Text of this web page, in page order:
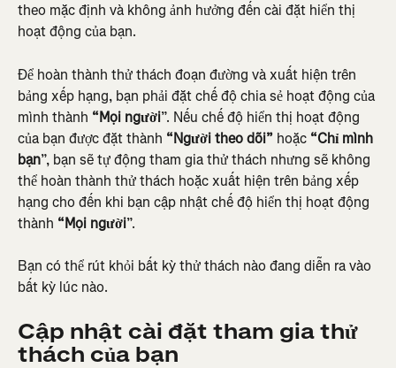
theo mặc định và không ảnh hưởng đến cài đặt hiển thị
hoạt động của bạn.
Để hoàn thành thử thách đoạn đường và xuất hiện trên
bảng xếp hạng, bạn phải đặt chế độ chia sẻ hoạt động của
mình thành “Mọi người”. Nếu chế độ hiển thị hoạt động
của bạn được đặt thành “Người theo dõi” hoặc “Chỉ mình
bạn”, bạn sẽ tự động tham gia thử thách nhưng sẽ không
thể hoàn thành thử thách hoặc xuất hiện trên bảng xếp
hạng cho đến khi bạn cập nhật chế độ hiển thị hoạt động
thành “Mọi người”.
Bạn có thể rút khỏi bất kỳ thử thách nào đang diễn ra vào
bất kỳ lúc nào.
Cập nhật cài đặt tham gia thử
thách của bạn